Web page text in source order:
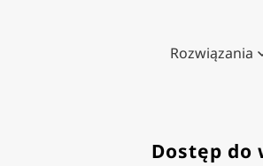
Rozwiązania
Dostęp